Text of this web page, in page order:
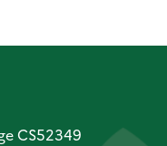
CS52349